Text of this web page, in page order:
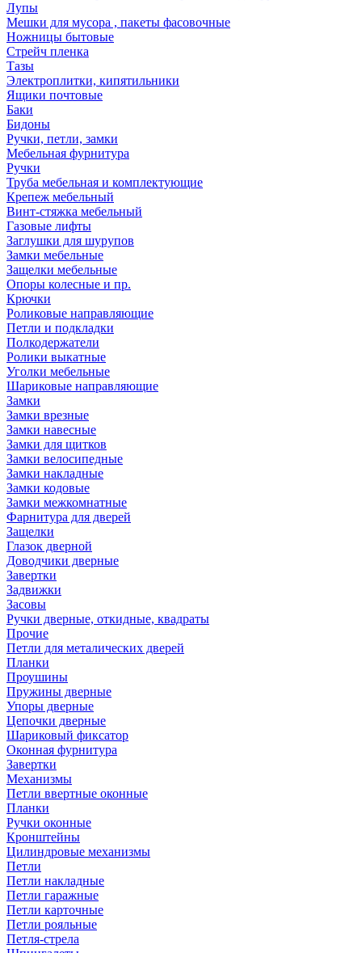
Лупы
Мешки для мусора , пакеты фасовочные
Ножницы бытовые
Стрейч пленка
Тазы
Электроплитки, кипятильники
Ящики почтовые
Баки
Бидоны
Ручки, петли, замки
Мебельная фурнитура
Ручки
Труба мебельная и комплектующие
Крепеж мебельный
Винт-стяжка мебельный
Газовые лифты
Заглушки для шурупов
Замки мебельные
Защелки мебельные
Опоры колесные и пр.
Крючки
Роликовые направляющие
Петли и подкладки
Полкодержатели
Ролики выкатные
Уголки мебельные
Шариковые направляющие
Замки
Замки врезные
Замки навесные
Замки для щитков
Замки велосипедные
Замки накладные
Замки кодовые
Замки межкомнатные
Фарнитура для дверей
Защелки
Глазок дверной
Доводчики дверные
Завертки
Задвижки
Засовы
Ручки дверные, откидные, квадраты
Прочие
Петли для металических дверей
Планки
Проушины
Пружины дверные
Упоры дверные
Цепочки дверные
Шариковый фиксатор
Оконная фурнитура
Завертки
Механизмы
Петли ввертные оконные
Планки
Ручки оконные
Кронштейны
Цилиндровые механизмы
Петли
Петли накладные
Петли гаражные
Петли карточные
Петли рояльные
Петля-стрела